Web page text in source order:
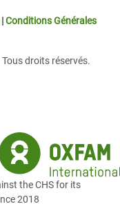
|Conditions Générales
droits réservés.
the CHS for its
2018